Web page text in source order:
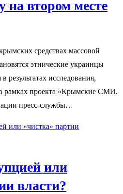
втором месте
средствах массовой
этнические украинцы
результатах исследования,
рамках проекта «Крымские СМИ.
пресс-службы…
или
власти?